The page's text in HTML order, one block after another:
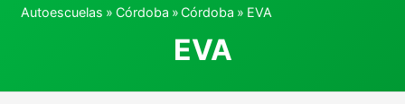
Autoescuelas » Córdoba »Córdoba » EVA
EVA